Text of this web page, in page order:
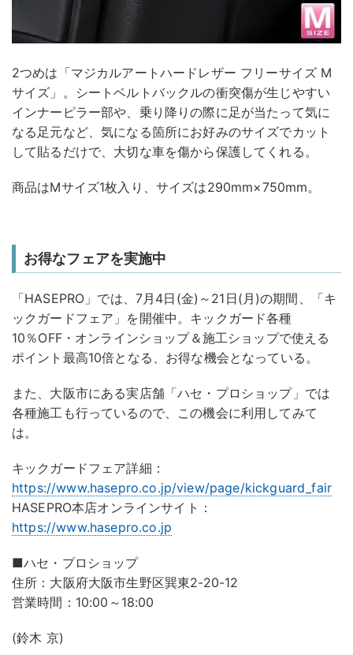
2つめは「マジカルアートハードレザー フリーサイズ M
サイズ」。シートベルトバックルの衝突傷が生じやすい
インナーピラー部や、乗り降りの際に足が当たって気に
なる足元など、気になる箇所にお好みのサイズでカット
して貼るだけで、大切な車を傷から保護してくれる。
商品はMサイズ1枚入り、サイズは290mm×750mm。
お得なフェアを実施中
「HASEPRO」では、7月4日(金)～21日(月)の期間、「キ
ックガードフェア」を開催中。キックガード各種
10％OFF・オンラインショップ＆施工ショップで使える
ポイント最高10倍となる、お得な機会となっている。
また、大阪市にある実店舗「ハセ・プロショップ」では
各種施工も行っているので、この機会に利用してみて
は。
キックガードフェア詳細：
https://www.hasepro.co.jp/view/page/kickguard_fair
HASEPRO本店オンラインサイト：
https://www.hasepro.co.jp
■ハセ・プロショップ
住所：大阪府大阪市生野区巽東2-20-12
営業時間：10:00～18:00
(鈴木 京)